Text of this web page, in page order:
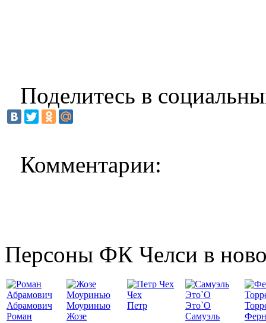
Поделитесь в
Комментарии:
Персоны ФК Челси в
Абрамович
Роман
Моуринью
Жозе
Чех
Петр
Это`О
Самуэль